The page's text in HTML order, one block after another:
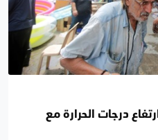
درجات الحرارة مع